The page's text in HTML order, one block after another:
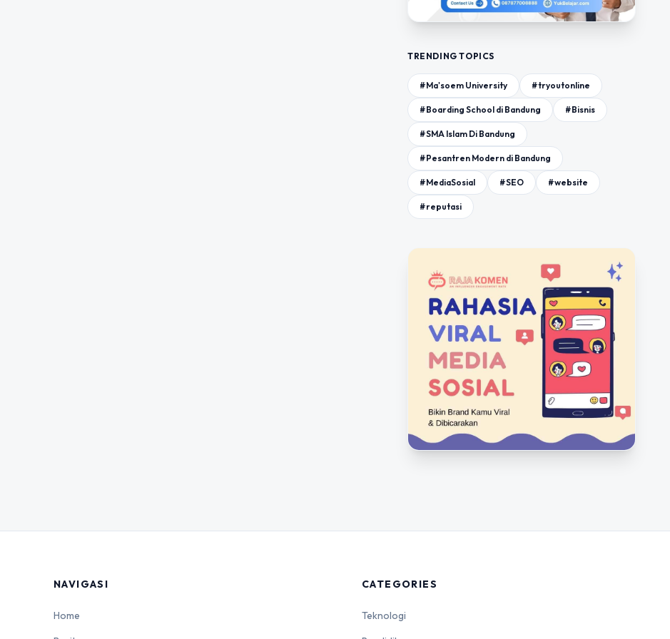
TRENDING TOPICS
#Ma'soem University #tryoutonline
#Boarding School di Bandung #Bisnis
#SMA Islam Di Bandung
#Pesantren Modern di Bandung
#MediaSosial #SEO #website
#reputasi
NAVIGASI
Home
CATEGORIES
Teknologi